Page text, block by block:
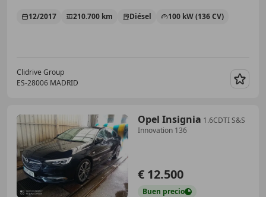
12/2017 210.700 km Diésel 100 kW (136 CV)
Clidrive Group
ES-28006 MADRID
Opel Insignia 1.6CDTI S&S
Innovation 136
€ 12.500
Buen precio